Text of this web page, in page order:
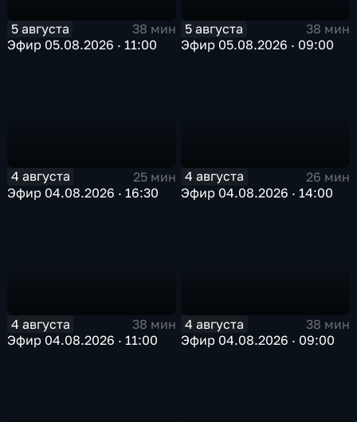
5 августа
38 мин
Эфир 05.08.2026 · 11:00
5 августа
38 мин
Эфир 05.08.2026 · 09:00
4 августа
25 мин
Эфир 04.08.2026 · 16:30
4 августа
26 мин
Эфир 04.08.2026 · 14:00
4 августа
38 мин
Эфир 04.08.2026 · 11:00
4 августа
38 мин
Эфир 04.08.2026 · 09:00